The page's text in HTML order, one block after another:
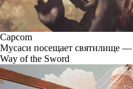
Capcom
Мусаси посещает святилище —
Way of the Sword